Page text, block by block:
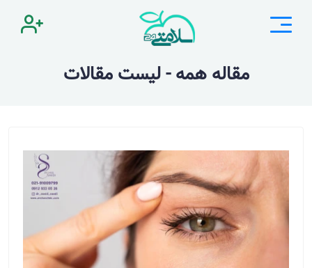
مقاله همه - لیست مقالات